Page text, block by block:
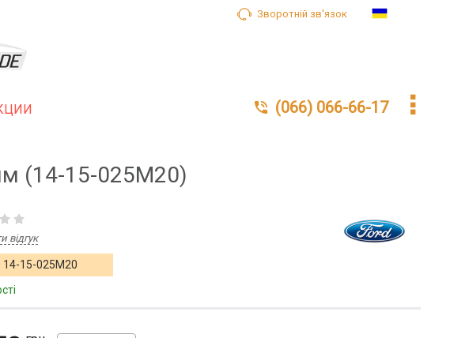
Зворотній зв'язок
(066) 066-66-17
(14-15-025M20)
відгук
14-15-025M20